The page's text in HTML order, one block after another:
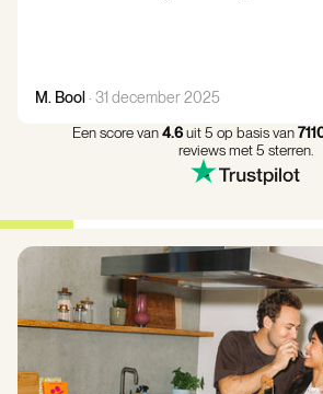
M. Bool· 31 december 2025
Een score van4.6uit 5 op basis van
reviews met 5 sterren.